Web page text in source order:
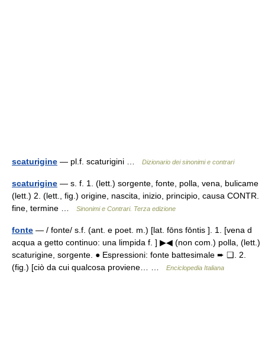
scaturigine — pl.f. scaturigini … Dizionario dei sinonimi e contrari
scaturigine — s. f. 1. (lett.) sorgente, fonte, polla, vena, bulicame
(lett.) 2. (lett., fig.) origine, nascita, inizio, principio, causa CONTR.
fine, termine …
Sinonimi e Contrari. Terza edizione
fonte — / fonte/ s.f. (ant. e poet. m.) [lat. fōns fōntis ]. 1. [vena d
acqua a getto continuo: una limpida f. ] ▶◀ (non com.) polla, (lett.)
scaturigine, sorgente. ● Espressioni: fonte battesimale ➨ ❑. 2.
(fig.) [ciò da cui qualcosa proviene… …
Enciclopedia Italiana